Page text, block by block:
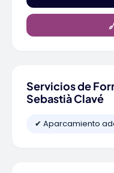
Servicios de
Sebastià Clavé
✔ Aparcamiento